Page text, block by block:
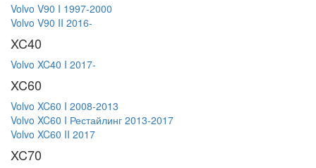
Volvo V90 I 1997-2000
Volvo V90 II 2016-
XC40
Volvo XC40 I 2017-
XC60
Volvo XC60 I 2008-2013
Volvo XC60 I Рестайлинг 2013-2017
Volvo XC60 II 2017
XC70